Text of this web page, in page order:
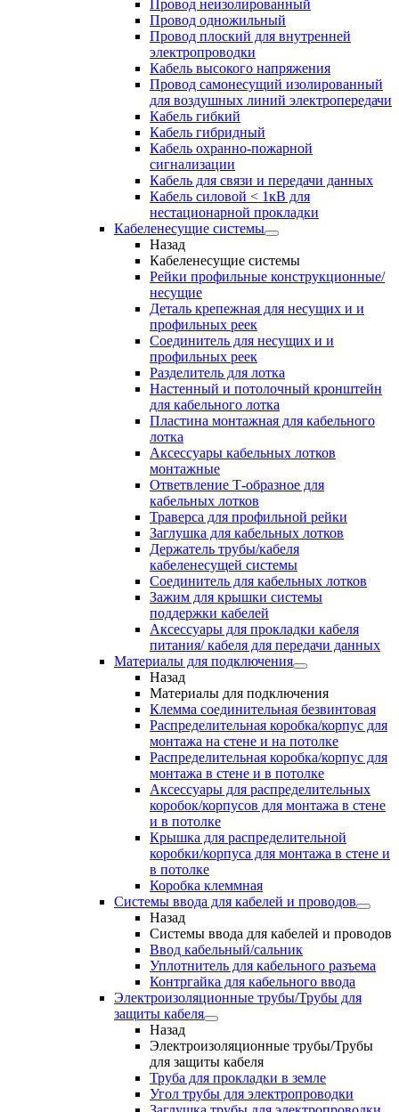
Провод неизолированный
Провод одножильный
Провод плоский для внутренней
электропроводки
Кабель высокого напряжения
Провод самонесущий изолированный
для воздушных линий электропередачи
Кабель гибкий
Кабель гибридный
Кабель охранно-пожарной
сигнализации
Кабель для связи и передачи данных
Кабель силовой < 1кВ для
нестационарной прокладки
Кабеленесущие системы
Назад
Кабеленесущие системы
Рейки профильные конструкционные/
несущие
Деталь крепежная для несущих и и
профильных реек
Соединитель для несущих и и
профильных реек
Разделитель для лотка
Настенный и потолочный кронштейн
для кабельного лотка
Пластина монтажная для кабельного
лотка
Аксессуары кабельных лотков
монтажные
Ответвление Т-образное для
кабельных лотков
Траверса для профильной рейки
Заглушка для кабельных лотков
Держатель трубы/кабеля
кабеленесущей системы
Соединитель для кабельных лотков
Зажим для крышки системы
поддержки кабелей
Аксессуары для прокладки кабеля
питания/ кабеля для передачи данных
Материалы для подключения
Назад
Материалы для подключения
Клемма соединительная безвинтовая
Распределительная коробка/корпус для
монтажа на стене и на потолке
Распределительная коробка/корпус для
монтажа в стене и в потолке
Аксессуары для распределительных
коробок/корпусов для монтажа в стене
и в потолке
Крышка для распределительной
коробки/корпуса для монтажа в стене и
в потолке
Коробка клеммная
Системы ввода для кабелей и проводов
Назад
Системы ввода для кабелей и проводов
Ввод кабельный/сальник
Уплотнитель для кабельного разъема
Контргайка для кабельного ввода
Электроизоляционные трубы/Трубы для
защиты кабеля
Назад
Электроизоляционные трубы/Трубы
для защиты кабеля
Труба для прокладки в земле
Угол трубы для электропроводки